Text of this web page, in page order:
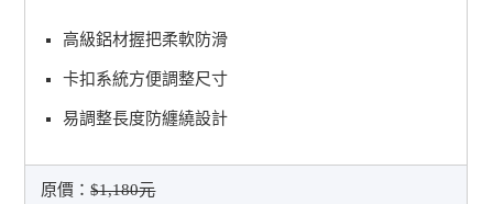
高級鋁材握把柔軟防滑
卡扣系統方便調整尺寸
易調整長度防纏繞設計
原價：$1,180元